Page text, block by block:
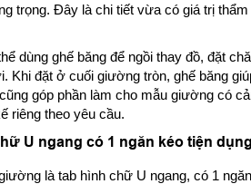
trọng. Đây là chi tiết vừa có giá trị
dùng ghế băng để ngồi thay đồ, đặt
Khi đặt ở cuối giường tròn, ghế băng
góp phần làm cho mẫu giường có
riêng theo yêu cầu.
U ngang có 1 ngăn kéo tiện dụng
là tab hình chữ U ngang, có 1